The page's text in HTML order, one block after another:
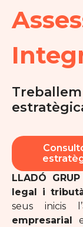
LLADÓ
legal i
seus inicis
empresarial